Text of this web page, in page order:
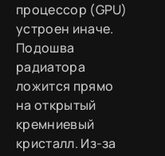
процессор (GPU)
устроен иначе.
Подошва
радиатора
ложится прямо
на открытый
кремниевый
кристалл. Из-за